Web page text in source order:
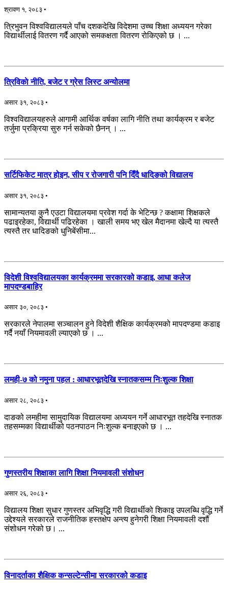
श्रावण १, २०८३ •
त्रिभुवन विश्वविद्यालयले पाँच दशकदेखि विदेशमा उच्च शिक्षा अध्ययन गरेका
विद्यार्थीलाई वितरण गर्दै आएको समकक्षता वितरण रोकिएको छ । ...
त्रिविकाे नीति, बजेट र ग्रेस लिस्ट अन्योलमा
असार ३१, २०८३ •
विश्वविद्यालयहरुले आगामी आर्थिक वर्षका लागि नीति तथा कार्यक्रम र बजेट
तर्जुमा प्रक्रिया सुरु गर्न सकेको छैनन् । ...
सर्टिफिकेट मात्र होइन, सीप र रोजगारी पनि दिँदै धादिङको विद्यालय
असार ३१, २०८३ •
सामान्यतया कुनै एउटा विद्यालयमा प्रवेश गर्दा के भेटिन्छ ? कक्षामा शिक्षकले
पढाइरहेका, विद्यार्थी पढिरहेका । खाली समय भए खेल मैदानमा खेल्दै या त्यस्तै
त्यस्तै तर धादिङको धुनिबेंसीमा...
विदेशी विश्वविद्यालयका कार्यक्रममा सरकारको कडाइ, आधा कलेज
मापदण्डबाहिर
असार ३०, २०८३ •
सरकारले नेपालमा सञ्चालन हुने विदेशी शैक्षिक कार्यक्रमको मापदण्डमा कडाइ
गर्दै नयाँ नियमावली ल्याएको छ । ...
लमही-७ को नमुना पहल : आधारभूतदेखि स्नातकसम्म निःशुल्क शिक्षा
असार २८, २०८३ •
दाङको लमहीमा सामुदायिक विद्यालयमा अध्ययन गर्ने आधारभूत तहदेखि स्नातक
तहसम्मका विद्यार्थीको पठनपाठन निःशुल्क बनाइएको छ । ...
गुणस्तरीय शिक्षाका लागि शिक्षा नियमावली संशोधन
असार २६, २०८३ •
विद्यालय शिक्षा सुधार गुणस्तर अभिवृद्धि गरी विद्यार्थीको शिकाइ उपलब्धि वृद्धि गर्ने
उद्देश्यले सरकारले राजनीतिक हस्तक्षेप अन्त्य हुनेगरी शिक्षा नियमावली दशौं
संशोधन गरेको छ। ...
विनादर्ताका शैक्षिक कन्सल्टेन्सीमा सरकारको कडाइ